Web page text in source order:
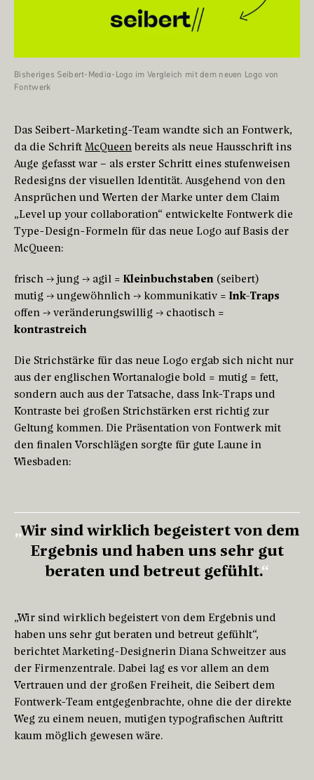
Bisheriges Seibert-Media-Logo im Vergleich mit dem neuen Logo von
Fontwerk
Das Seibert-Marketing-Team wandte sich an Fontwerk,
da die Schrift McQueen bereits als neue Hausschrift ins
Auge gefasst war – als erster Schritt eines stufenweisen
Redesigns der visuellen Identität. Ausgehend von den
Ansprüchen und Werten der Marke unter dem Claim
„Level up your collaboration“ entwickelte Fontwerk die
Type-Design-Formeln für das neue Logo auf Basis der
McQueen:
frisch → jung → agil = Kleinbuchstaben (seibert)
mutig → ungewöhnlich → kommunikativ =Ink-Traps
offen → veränderungswillig → chaotisch =
kontrastreich
Die Strichstärke für das neue Logo ergab sich nicht nur
aus der englischen Wortanalogie bold = mutig = fett,
sondern auch aus der Tatsache, dass Ink-Traps und
Kontraste bei großen Strichstärken erst richtig zur
Geltung kommen. Die Präsentation von Fontwerk mit
den finalen Vorschlägen sorgte für gute Laune in
Wiesbaden:
Wir sind wirklich begeistert von dem
Ergebnis und haben uns sehr gut
beraten und betreut gefühlt.
„Wir sind wirklich begeistert von dem Ergebnis und
haben uns sehr gut beraten und betreut gefühlt“,
berichtet Marketing-Designerin Diana Schweitzer aus
der Firmenzentrale. Dabei lag es vor allem an dem
Vertrauen und der großen Freiheit, die Seibert dem
Fontwerk-Team entgegenbrachte, ohne die der direkte
Weg zu einem neuen, mutigen typografischen Auftritt
kaum möglich gewesen wäre.